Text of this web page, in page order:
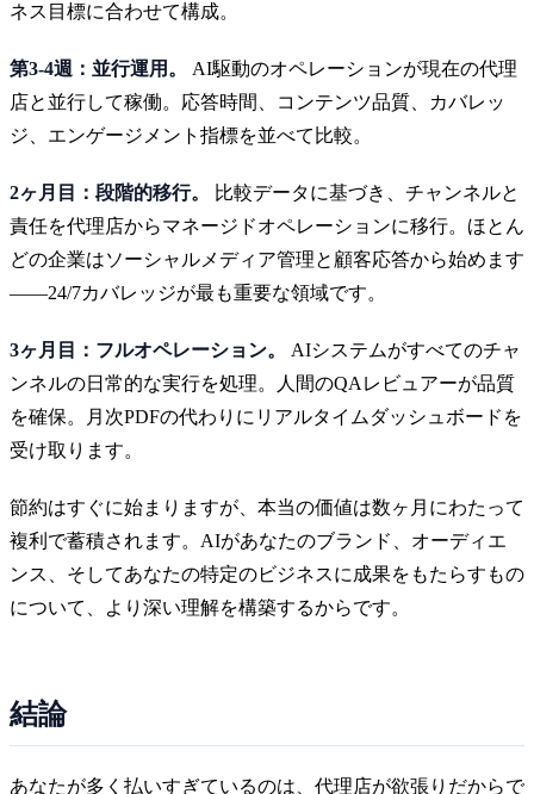
ネス目標に合わせて構成。
第3-4週：並行運用。
AI駆動のオペレーションが現在の代理
店と並行して稼働。応答時間、コンテンツ品質、カバレッ
ジ、エンゲージメント指標を並べて比較。
2ヶ月目：段階的移行。
比較データに基づき、チャンネルと
責任を代理店からマネージドオペレーションに移行。ほとん
どの企業はソーシャルメディア管理と顧客応答から始めます
——24/7カバレッジが最も重要な領域です。
3ヶ月目：フルオペレーション。
AIシステムがすべてのチャ
ンネルの日常的な実行を処理。人間のQAレビュアーが品質
を確保。月次PDFの代わりにリアルタイムダッシュボードを
受け取ります。
節約はすぐに始まりますが、本当の価値は数ヶ月にわたって
複利で蓄積されます。AIがあなたのブランド、オーディエ
ンス、そしてあなたの特定のビジネスに成果をもたらすもの
について、より深い理解を構築するからです。
結論
あなたが多く払いすぎているのは、代理店が欲張りだからで